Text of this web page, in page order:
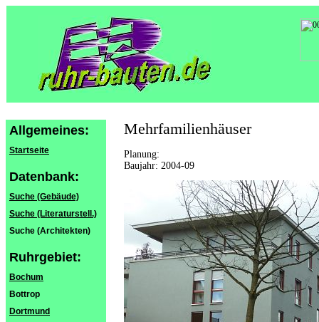
Allgemeines:
Startseite
Datenbank:
Suche (Gebäude)
Suche (Literaturstell.)
Suche (Architekten)
Ruhrgebiet:
Bochum
Bottrop
Dortmund
Mehrfamilienhäuser
Planung:
Baujahr: 2004-09